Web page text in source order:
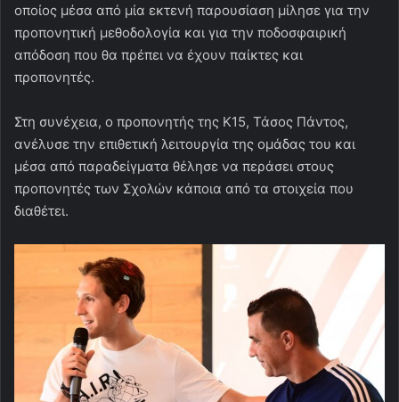
οποίος μέσα από μία εκτενή παρουσίαση μίλησε για την
προπονητική μεθοδολογία και για την ποδοσφαιρική
απόδοση που θα πρέπει να έχουν παίκτες και
προπονητές.
Στη συνέχεια, ο προπονητής της Κ15, Τάσος Πάντος,
ανέλυσε την επιθετική λειτουργία της ομάδας του και
μέσα από παραδείγματα θέλησε να περάσει στους
προπονητές των Σχολών κάποια από τα στοιχεία που
διαθέτει.